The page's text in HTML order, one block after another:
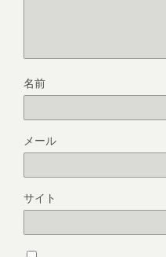
名前
メール
サイト